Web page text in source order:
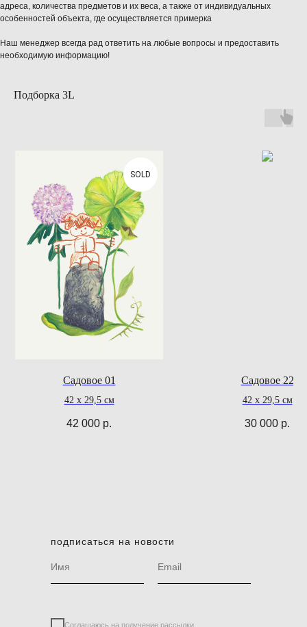
адреса, количества предметов и их веса, а также от индивидуальных
особенностей объекта, где осуществляется примерка
Наш менеджер всегда рад ответить на любые вопросы и предоставить
необходимую информацию!
Подборка 3L
SOLD
Садовое 01
42 х 29,5 см
42 000 р.
Садовое 22
42 х 29,5 см
30 000 р.
подписаться на новости
Соглашаюсь на получение рассылки